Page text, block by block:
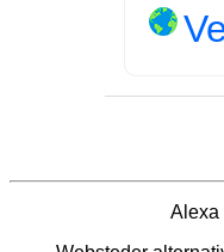
Alexa